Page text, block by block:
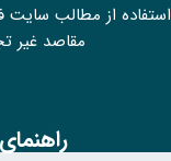
استفاده از مطالب سايت
مقاصد غیر